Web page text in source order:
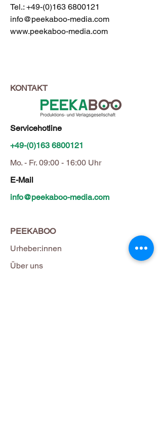
Tel.: +49-(0)163 6800121
info@peekaboo-media.com
www.peekaboo-media.com
KONTAKT
Servicehotline
+49-(0)163 6800121
Mo. - Fr. 09:00 - 16:00 Uhr
E-Mail
info@peekaboo-media.com
PEEKABOO
Urheber:innen
Über uns